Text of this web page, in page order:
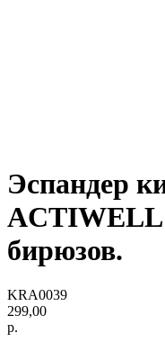
Эспандер
ACTIWELL
бирюзов.
KRA0039
299,00
р.